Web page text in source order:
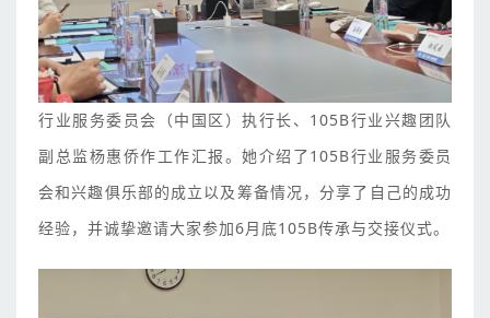
行业服务委员会（中国区）执行长、105B行业兴趣团队
副总监杨惠侨作工作汇报。她介绍了105B行业服务委员
会和兴趣俱乐部的成立以及筹备情况，分享了自己的成功
经验，并诚挚邀请大家参加6月底105B传承与交接仪式。